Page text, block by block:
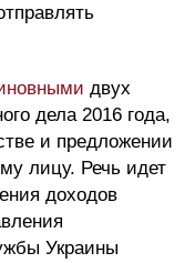
двух
дела 2016 года,
и предложении
лицу. Речь идет
доходов
Украины